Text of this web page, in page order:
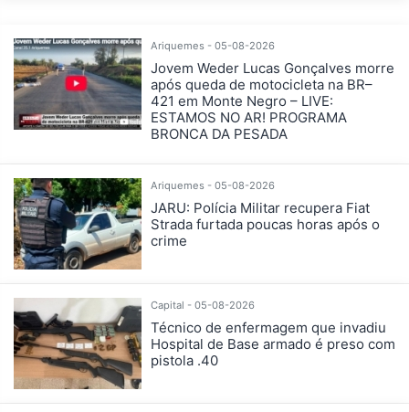
Ariquemes - 05-08-2026
Jovem Weder Lucas Gonçalves morre
após queda de motocicleta na BR–
421 em Monte Negro – LIVE:
ESTAMOS NO AR! PROGRAMA
BRONCA DA PESADA
Ariquemes - 05-08-2026
JARU: Polícia Militar recupera Fiat
Strada furtada poucas horas após o
crime
Capital - 05-08-2026
Técnico de enfermagem que invadiu
Hospital de Base armado é preso com
pistola .40